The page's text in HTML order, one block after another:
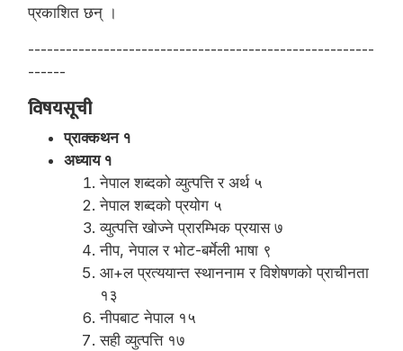
प्रकाशित छन् ।
-------------------------------------------------------
------
विषयसूची
प्राक्कथन १
अध्याय १
नेपाल शब्दको व्युत्पत्ति र अर्थ ५
नेपाल शब्दको प्रयोग ५
व्युत्पत्ति खोज्ने प्रारम्भिक प्रयास ७
नीप, नेपाल र भोट-बर्मेली भाषा ९
आ+ल प्रत्ययान्त स्थाननाम र विशेषणको प्राचीनता
१३
नीपबाट नेपाल १५
सही व्युत्पत्ति १७